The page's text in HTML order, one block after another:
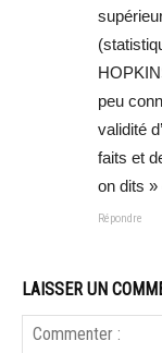
peu
validité
faits et
on dits »
Répondre
LAISSER UN